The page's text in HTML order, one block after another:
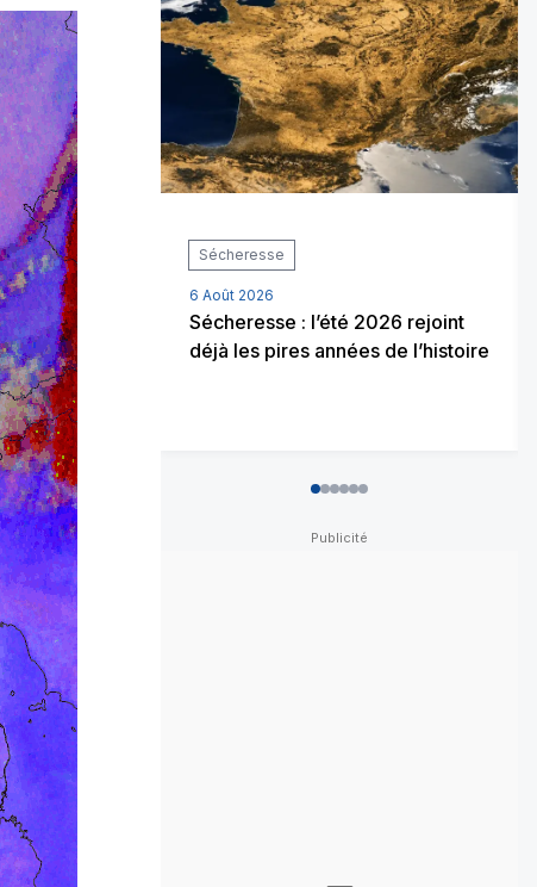
Sécheresse
6 Août 2026
Sécheresse : l’été 2026 rejoint
déjà les pires années de l’histoire
012345